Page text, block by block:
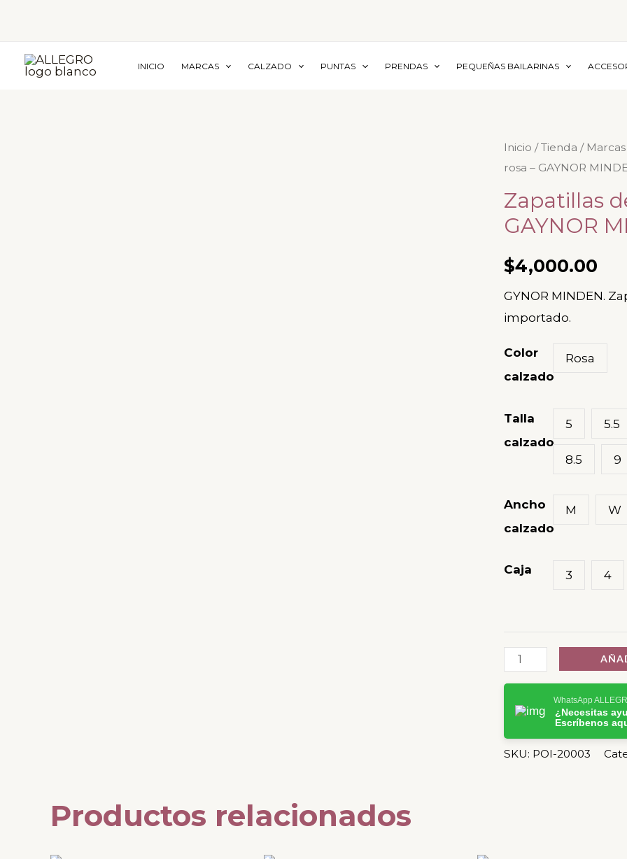
contenido
INICIO MARCAS CALZADO PUNTAS PRENDAS PEQUEÑAS BAILARINAS
Inicio /Tienda / Marcas
rosa – GAYNOR
Zapatillas
GAYNOR
$4,000.00
GYNOR MINDEN.
importado.
Color
calzado
Rosa
Talla
calzado
5 5.5
8.5 9
Ancho
calzado
M W
Caja 3 4
Zapatillas
de
punta,
bolsa
rosa
GAYNOR
MINDEN
cantidad
WhatsApp
¿Necesitas
Escríbenos
SKU: POI-20003
Productos relacionados